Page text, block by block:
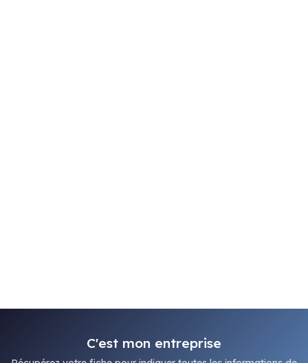
C'est mon entreprise